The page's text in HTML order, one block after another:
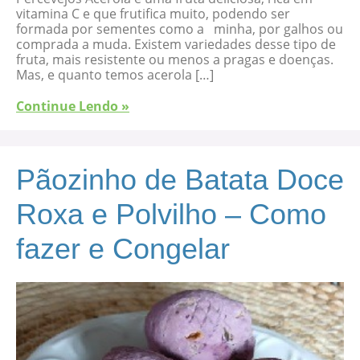
vitamina C e que frutifica muito, podendo ser
formada por sementes como a minha, por galhos ou
comprada a muda. Existem variedades desse tipo de
fruta, mais resistente ou menos a pragas e doenças.
Mas, e quanto temos acerola […]
Continue Lendo »
Pãozinho de Batata Doce
Roxa e Polvilho – Como
fazer e Congelar